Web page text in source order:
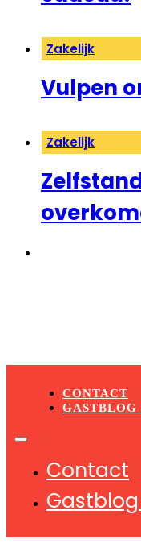
Zakelijk
Vulpen
Zakelijk
CONTACT
GASTBLOG
Contact